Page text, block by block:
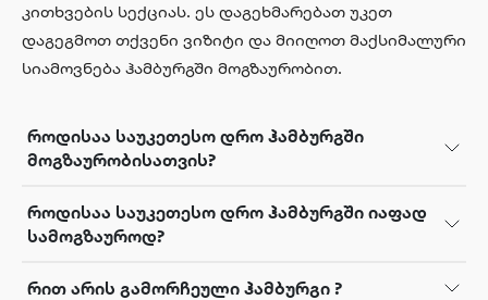
კითხვების სექციას. ეს დაგეხმარებათ უკეთ
დაგეგმოთ თქვენი ვიზიტი და მიიღოთ მაქსიმალური
სიამოვნება ჰამბურგში მოგზაურობით.
როდისაა საუკეთესო დრო ჰამბურგში
მოგზაურობისათვის?
როდისაა საუკეთესო დრო ჰამბურგში იაფად
სამოგზაუროდ?
რით არის გამორჩეული ჰამბურგი ?